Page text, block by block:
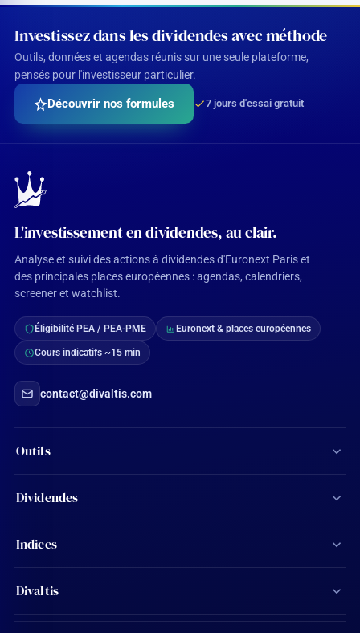
Investissez dans les dividendes avec méthode
Outils, données et agendas réunis sur une seule plateforme,
pensés pour l'investisseur particulier.
Découvrir nos formules 7 jours d'essai gratuit
L'investissement en dividendes, au clair.
Analyse et suivi des actions à dividendes d'Euronext Paris et
des principales places européennes : agendas, calendriers,
screener et watchlist.
Éligibilité PEA / PEA-PME Euronext & places européennes
Cours indicatifs ~15 min
contact@divaltis.com
Outils
Screener d'actions
Calculateur de dividendes
Ma watchlist
Mon compte
Dividendes
Tous les dividendes
Actions Aristocrates
Indices
CAC 40
SBF 120
Divaltis